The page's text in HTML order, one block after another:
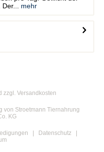
mehr
zzgl. Versandkosten
von Stroetmann Tiernahrung
KG
Datenschutz